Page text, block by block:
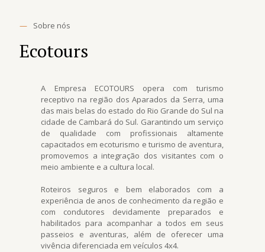
— Sobre nós
Ecotours
A Empresa ECOTOURS opera com turismo
receptivo na região dos Aparados da Serra, uma
das mais belas do estado do Rio Grande do Sul na
cidade de Cambará do Sul. Garantindo um serviço
de qualidade com profissionais altamente
capacitados em ecoturismo e turismo de aventura,
promovemos a integração dos visitantes com o
meio ambiente e a cultura local.
Roteiros seguros e bem elaborados com a
experiência de anos de conhecimento da região e
com condutores devidamente preparados e
habilitados para acompanhar a todos em seus
passeios e aventuras, além de oferecer uma
vivência diferenciada em veículos 4x4.